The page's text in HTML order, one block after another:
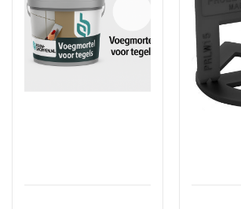
kan
gekozen
worden
op
de